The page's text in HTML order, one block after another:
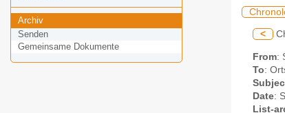
Archiv
Senden
Gemeinsame Dokumente
<
From:
To:
Date:
List-